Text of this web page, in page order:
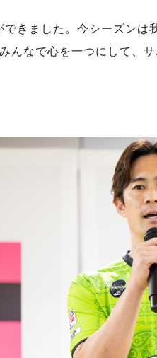
きました。今シーズンは
なで心を一つにして、